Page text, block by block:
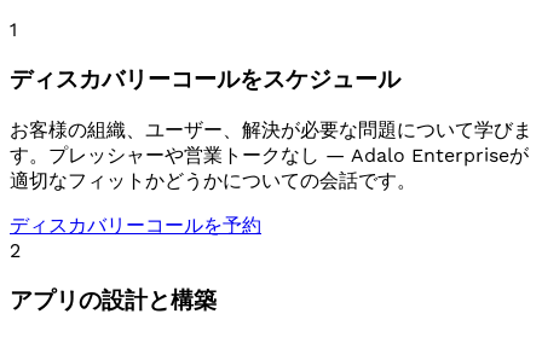
1
ディスカバリーコールをスケジュール
お客様の組織、ユーザー、解決が必要な問題について学びま
す。プレッシャーや営業トークなし — Adalo Enterpriseが
適切なフィットかどうかについての会話です。
ディスカバリーコールを予約
2
アプリの設計と構築